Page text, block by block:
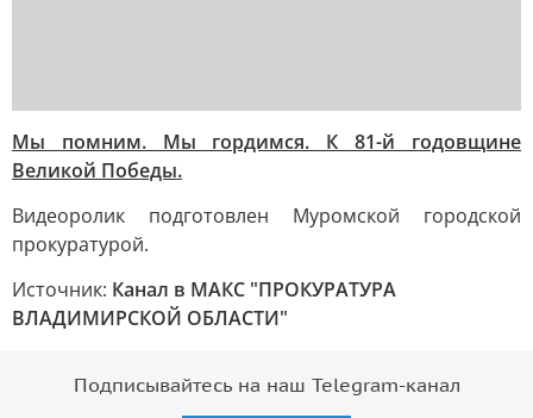
Мы помним. Мы гордимся. К 81-й годовщине
Великой Победы.
Видеоролик подготовлен Муромской городской
прокуратурой.
Источник: Канал в МАКС "ПРОКУРАТУРА
ВЛАДИМИРСКОЙ ОБЛАСТИ"
Подписывайтесь на наш Telegram-канал